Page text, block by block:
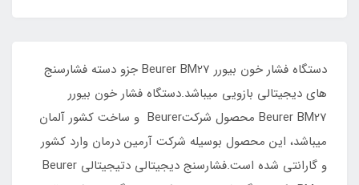
دستگاه فشار خون بیورر Beurer BM27 جزو دسته فشارسنج
های دیجیتالی بازویی میباشد.دستگاه فشار خون بیورر
Beurer BM27 محصول شرکتBeurer و ساخت کشور آلمان
میباشد، این محصول بوسیله شرکت آرمین درمان وارد کشور
و گارانتی شده است.فشارسنج دیجیتالی دتیجیتالی Beurer